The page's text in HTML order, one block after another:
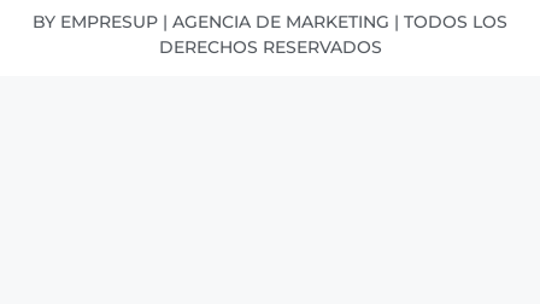
BY EMPRESUP | AGENCIA DE MARKETING | TODOS LOS
DERECHOS RESERVADOS